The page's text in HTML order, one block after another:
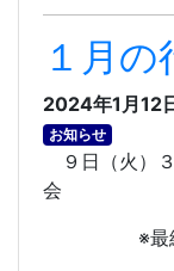
１月の
2024年1月12
お知らせ
９日（火）
会
※最終下